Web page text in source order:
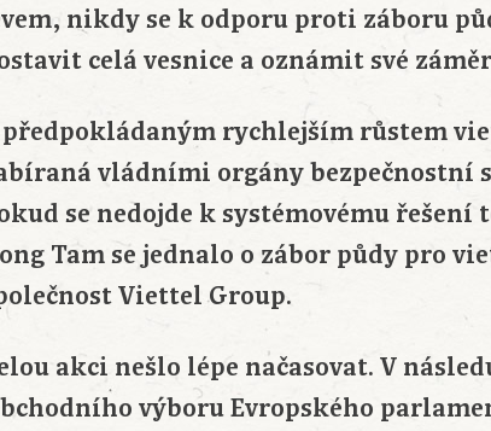
nikdy se k odporu proti záboru
celá vesnice a oznámit své
předpokládaným rychlejším růstem
vládními orgány bezpečnostní
se nedojde k systémovému
Tam se jednalo o zábor půdy pro
Viettel Group.
akci nešlo lépe načasovat. V
výboru Evropského